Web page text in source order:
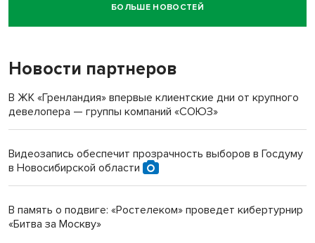
Новосибирский суд наказал водителя за смерть
пенсионерки на вокзале
БОЛЬШЕ НОВОСТЕЙ
Новости партнеров
В ЖК «Гренландия» впервые клиентские дни от крупного
девелопера — группы компаний «СОЮЗ»
Видеозапись обеспечит прозрачность выборов в Госдуму
в Новосибирской области
В память о подвиге: «Ростелеком» проведет кибертурнир
«Битва за Москву»